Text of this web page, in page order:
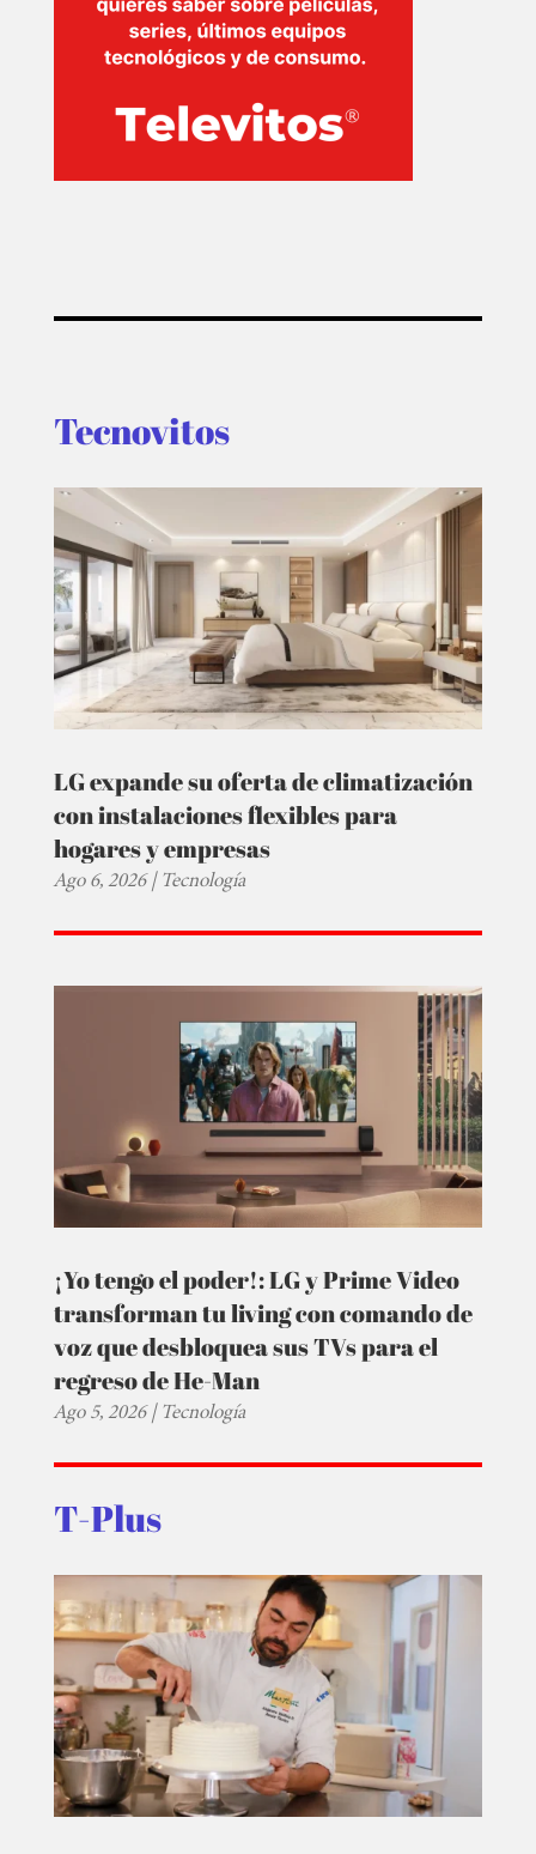
Tecnovitos
LG expande su oferta de climatización
con instalaciones flexibles para
hogares y empresas
Ago 6, 2026|Tecnología
¡Yo tengo el poder!: LG y Prime Video
transforman tu living con comando de
voz que desbloquea sus TVs para el
regreso de He-Man
Ago 5, 2026|Tecnología
T-Plus